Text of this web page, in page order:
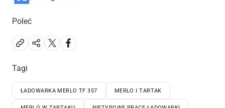
Poleć
Tagi
ŁADOWARKA MERLO TF 357 MERLO I TARTAK